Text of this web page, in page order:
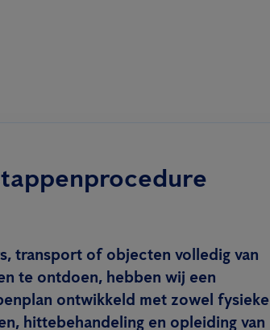
transport of objecten volledig van
te ontdoen, hebben wij een
ontwikkeld met zowel fysieke
hittebehandeling en opleiding van